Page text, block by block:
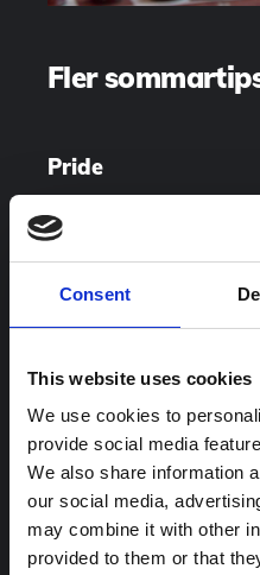
Consent
This website uses cookies
We use cookies to
provide social media
We also share information
our social media,
may combine it with other
provided to them or that
Fler
Pride
Då som nu har
och kvinnor – men
och fel i olika tider.
vad som inte passat
500 åren.
Läs mer om
Missa inte